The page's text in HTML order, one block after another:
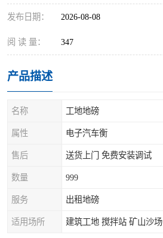
发布日期： 2026-08-08
阅 读 量： 347
产品描述
名称 工地地磅
属性 电子汽车衡
售后 送货上门 免费安装调试
数量 999
服务 出租地磅
适用场所 建筑工地 搅拌站 矿山沙场